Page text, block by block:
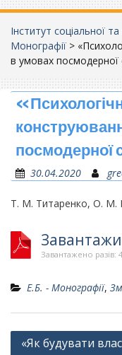
Інститут соціальної
Монографії >
в умовах посмодерної
посмодерної
30.04.2020
Т. М. Титаренко, О. М.
Завантажено разів:
Е.Б. - Монографії,
Навігація
«Як будувати